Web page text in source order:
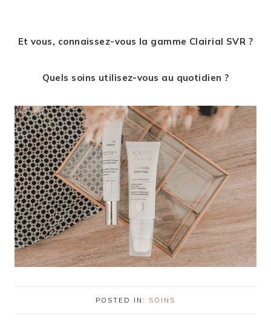
Et vous, connaissez-vous la gamme Clairial SVR ?
Quels soins utilisez-vous au quotidien ?
POSTED IN: SOINS